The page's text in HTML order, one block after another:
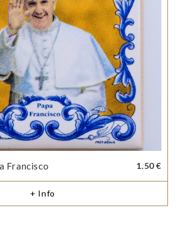
Francisco 1.50 €
+ Info